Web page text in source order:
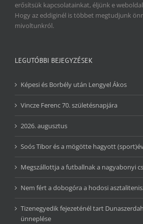
erősítsük kapcsolatainkat, éljünk e
Hogy az eddiginél is többet megtudjunk
mivoltunkról.
LEGUTÓBBI BEJEGYZÉSEK
Képesi és Borbély után Lengyel Ákos
Vincze Ferenc 70. születésnapjára
2026. augusztus
Soós Tibor és a mögötte hagyott
Megszállottja a futballnak a nagyabonyi
Nem fért a dobogóra a hodosi
Tizenegyedik fejezeténél tart
ünneplése